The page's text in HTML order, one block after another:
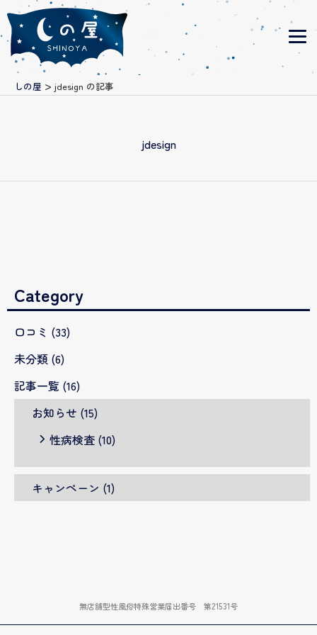
しの屋 > jdesign の記事
jdesign
Category
口コミ (33)
未分類 (6)
記事一覧 (16)
お知らせ (15)
性病検査 (10)
キャンペーン (1)
無店舗型性風俗特殊営業届出番号 第21531号